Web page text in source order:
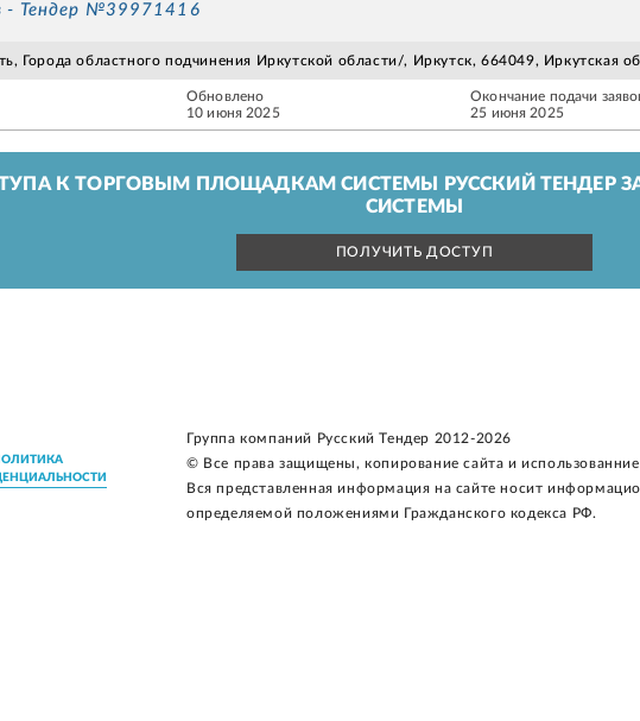
- Тендер №39971416
Города областного подчинения Иркутской области/, Иркутск, 664049, Иркутская
Обновлено
10 июня 2025
Окончание подачи
25 июня 2025
К ТОРГОВЫМ ПЛОЩАДКАМ СИСТЕМЫ РУССКИЙ ТЕНДЕР
СИСТЕМЫ
ПОЛУЧИТЬ ДОСТУП
Группа компаний Русский Тендер 2012-2026
© Все права защищены, копирование сайта и
Вся представленная информация на сайте носит
определяемой положениями Гражданского кодекса РФ.